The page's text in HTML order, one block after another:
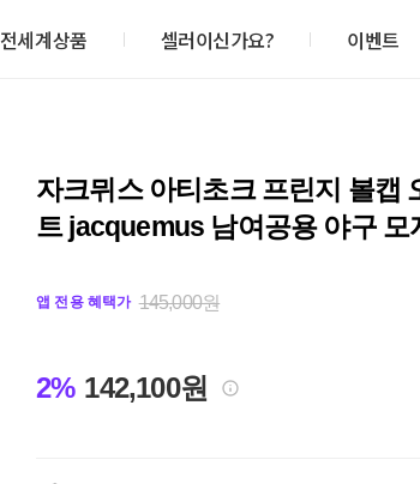
전세계상품 셀러이신가요? 이벤트
자크뮈스 아티초크 프린지 볼캡
트 jacquemus 남여공용 야구 모
앱 전용 혜택가 145,000원
2% 142,100원